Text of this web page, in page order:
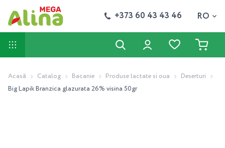
+373 60 43 43 46 RO
Acasă Catalog Bacanie Produse lactate si oua
Deserturi
Big Lapik Branzica glazurata 26% visina 50gr